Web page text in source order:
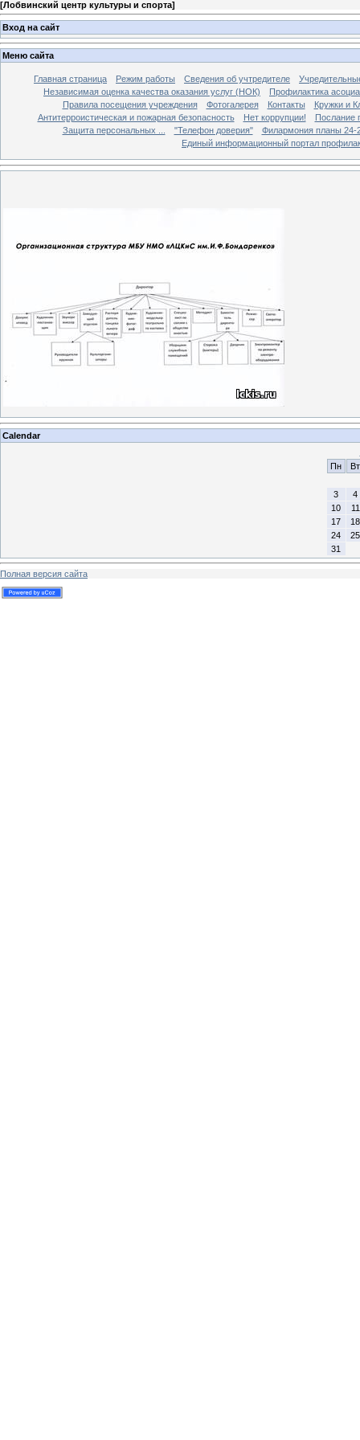
[Лобвинский центр культуры и спорта]
Вход на сайт
Меню сайта
Главная страница Режим работы Сведения об учтредителе
Независимая оценка качества оказания услуг (НОК)
Профилактика
Правила посещения учреждения
Фотогалерея Контакты
Кружки и
Антитерроистическая и пожарная безопасность
Нет коррупции!
Послание
Защита персональных ...
"Телефон доверия"
Филармония планы 24-
Единый информационный портал
Calendar
Пн
Вт
3
4
10
11
17
18
24
25
31
Полная версия сайта